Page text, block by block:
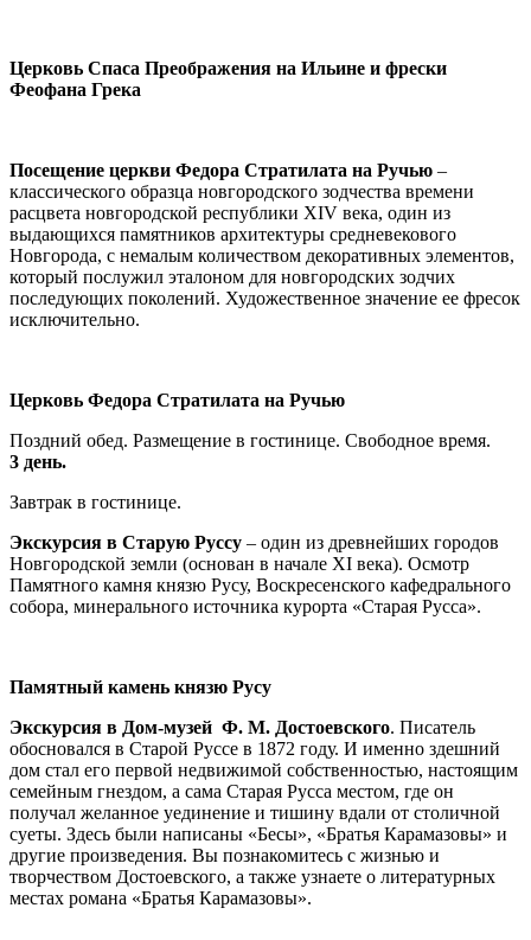
Церковь Спаса Преображения на Ильине и фрески
Феофана Грека
Посещение церкви Федора Стратилата на Ручью –
классического образца новгородского зодчества времени
расцвета новгородской республики XIV века, один из
выдающихся памятников архитектуры средневекового
Новгорода, с немалым количеством декоративных элементов,
который послужил эталоном для новгородских зодчих
последующих поколений. Художественное значение ее фресок
исключительно.
Церковь Федора Стратилата на Ручью
Поздний обед. Размещение в гостинице. Свободное время.
3 день.
Завтрак в гостинице.
Экскурсия в Старую Руссу – один из древнейших городов
Новгородской земли (основан в начале XI века). Осмотр
Памятного камня князю Русу, Воскресенского кафедрального
собора, минерального источника курорта «Старая Русса».
Памятный камень князю Русу
Экскурсия в Дом-музей Ф. М. Достоевского. Писатель
обосновался в Старой Руссе в 1872 году. И именно здешний
дом стал его первой недвижимой собственностью, настоящим
семейным гнездом, а сама Старая Русса местом, где он
получал желанное уединение и тишину вдали от столичной
суеты. Здесь были написаны «Бесы», «Братья Карамазовы» и
другие произведения. Вы познакомитесь с жизнью и
творчеством Достоевского, а также узнаете о литературных
местах романа «Братья Карамазовы».